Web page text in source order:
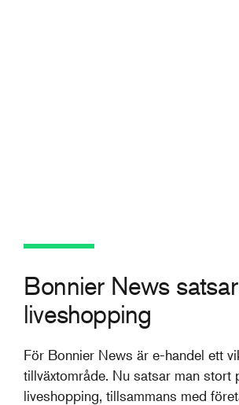
Bonnier News
liveshopping
För Bonnier News är e-handel ett
tillväxtområde. Nu satsar man stort
liveshopping, tillsammans med